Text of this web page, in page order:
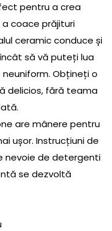
pentru a crea
coace prăjituri
ceramic conduce și
să vă puteți lua
Obțineți o
delicios, fără teama
are mânere pentru
ușor. Instrucțiuni de
nevoie de detergenti
se dezvoltă